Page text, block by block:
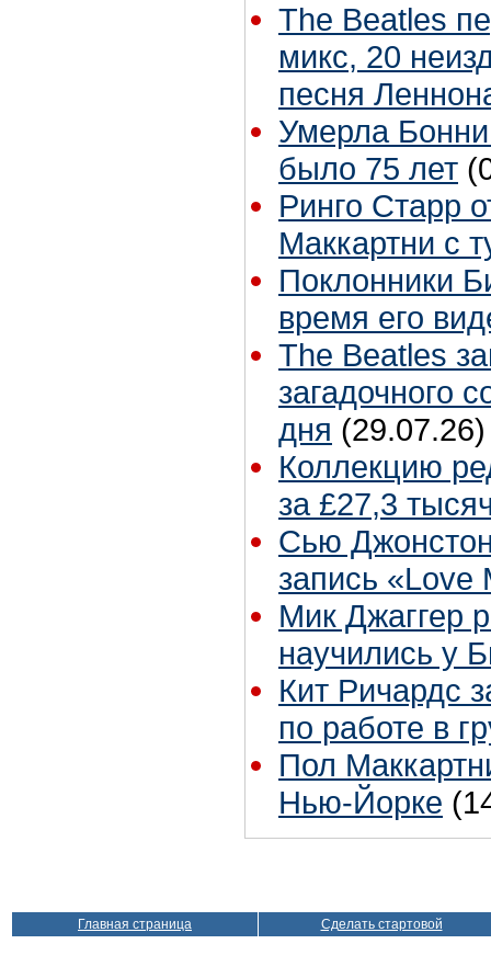
The Beatles
микс, 20
песня
Умерла
было 75 лет
Ринго Старр
Маккартни с
Поклонники
время его
The Beatles
загадочного
дня (29.07.26)
Коллекцию
за £27,3
Сью
запись «Love
Мик Джаггер
научились у
Кит Ричардс
по работе в
Пол
Нью-Йорке
Главная страница Сделать стартовой